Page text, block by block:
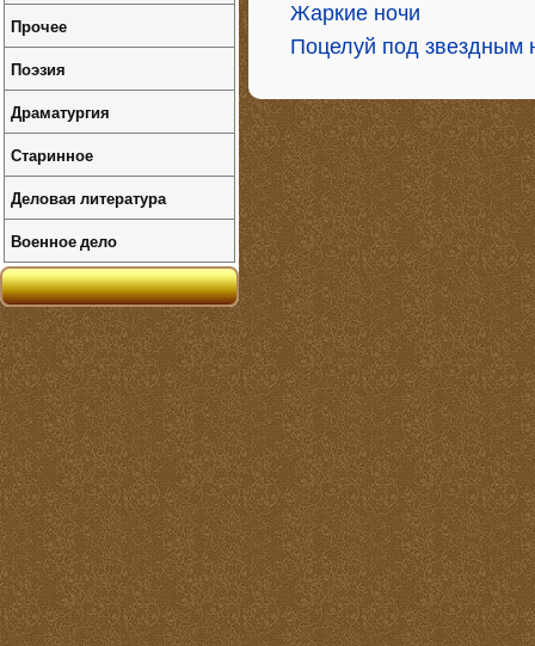
Жаркие ночи
Поцелуй под звездным
Прочее
Поэзия
Драматургия
Старинное
Деловая литература
Военное дело